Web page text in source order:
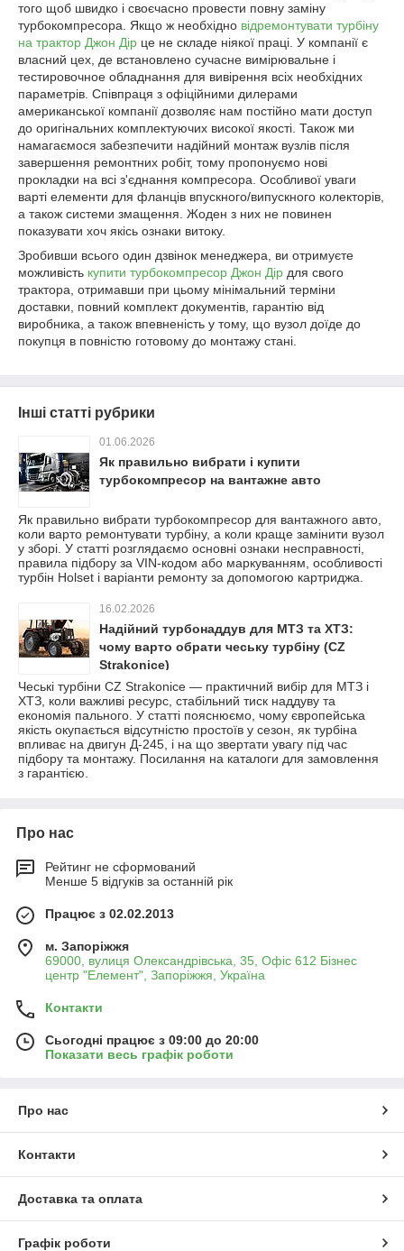
того щоб швидко і своєчасно провести повну заміну
турбокомпресора. Якщо ж необхідно відремонтувати турбіну
на трактор Джон Дір це не складе ніякої праці. У компанії є
власний цех, де встановлено сучасне вимірювальне і
тестировочное обладнання для вивірення всіх необхідних
параметрів. Співпраця з офіційними дилерами
американської компанії дозволяє нам постійно мати доступ
до оригінальних комплектуючих високої якості. Також ми
намагаємося забезпечити надійний монтаж вузлів після
завершення ремонтних робіт, тому пропонуємо нові
прокладки на всі з'єднання компресора. Особливої уваги
варті елементи для фланців впускного/випускного колекторів,
а також системи змащення. Жоден з них не повинен
показувати хоч якісь ознаки витоку.
Зробивши всього один дзвінок менеджера, ви отримуєте
можливість купити турбокомпресор Джон Дір для свого
трактора, отримавши при цьому мінімальний терміни
доставки, повний комплект документів, гарантію від
виробника, а також впевненість у тому, що вузол доїде до
покупця в повністю готовому до монтажу стані.
Інші статті рубрики
01.06.2026
Як правильно вибрати і купити
турбокомпресор на вантажне авто
Як правильно вибрати турбокомпресор для вантажного авто,
коли варто ремонтувати турбіну, а коли краще замінити вузол
у зборі. У статті розглядаємо основні ознаки несправності,
правила підбору за VIN-кодом або маркуванням, особливості
турбін Holset і варіанти ремонту за допомогою картриджа.
16.02.2026
Надійний турбонаддув для МТЗ та ХТЗ:
чому варто обрати чеську турбіну (CZ
Strakonice)
Чеські турбіни CZ Strakonice — практичний вибір для МТЗ і
ХТЗ, коли важливі ресурс, стабільний тиск наддуву та
економія пального. У статті пояснюємо, чому європейська
якість окупається відсутністю простоїв у сезон, як турбіна
впливає на двигун Д-245, і на що звертати увагу під час
підбору та монтажу. Посилання на каталоги для замовлення
з гарантією.
Про нас
Рейтинг не сформований
Менше 5 відгуків за останній рік
Працює з 02.02.2013
м. Запоріжжя
69000, вулиця Олександрівська, 35, Офіс 612 Бізнес
центр "Елемент", Запоріжжя, Україна
Контакти
Сьогодні працює з 09:00 до 20:00
Показати весь графік роботи
Про нас
Контакти
Доставка та оплата
Графік роботи